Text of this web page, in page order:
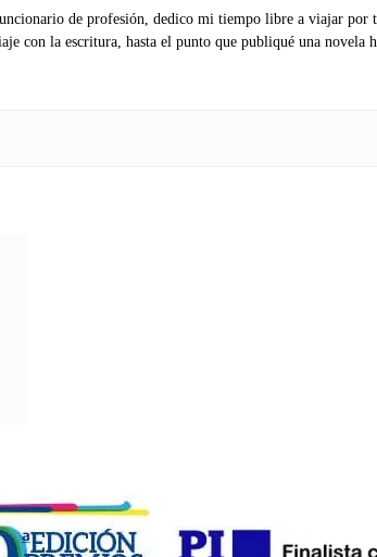
de profesión, dedico mi tiempo libre a viajar por
con la escritura, hasta el punto que publiqué una novela